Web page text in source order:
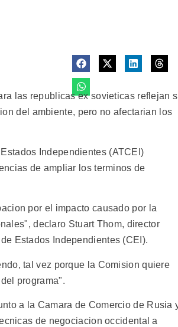
las republicas ex sovieticas reflejan
del ambiente, pero no afectarian los
Independientes (ATCEI)
de ampliar los terminos de
por el impacto causado por la
declaro Stuart Thom, director
Estados Independientes (CEI).
tal vez porque la Comision quiere
programa".
a la Camara de Comercio de Rusia
de negociacion occidental a